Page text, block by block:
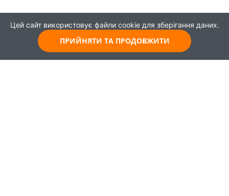
Цей сайт використовує файли cookie для зберігання даних.
ПРИЙНЯТИ ТА ПРОДОВЖИТИ